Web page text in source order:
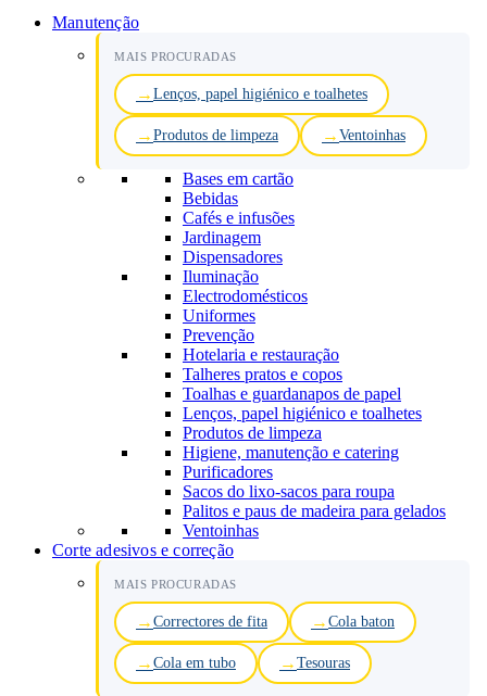
Manutenção
MAIS PROCURADAS
Lenços, papel higiénico e toalhetes
Produtos de limpeza Ventoinhas
Bases em cartão
Bebidas
Cafés e infusões
Jardinagem
Dispensadores
Iluminação
Electrodomésticos
Uniformes
Prevenção
Hotelaria e restauração
Talheres pratos e copos
Toalhas e guardanapos de papel
Lenços, papel higiénico e toalhetes
Produtos de limpeza
Higiene, manutenção e catering
Purificadores
Sacos do lixo-sacos para roupa
Palitos e paus de madeira para gelados
Ventoinhas
Corte adesivos e correção
MAIS PROCURADAS
Correctores de fita Cola baton
Cola em tubo Tesouras